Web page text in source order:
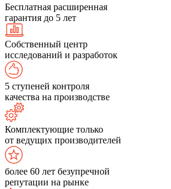
Бесплатная расширенная
гарантия до 5 лет
Собственный центр
исследований и разработок
5 ступеней контроля
качества на производстве
Комплектующие только
от ведущих производителей
более 60 лет безупречной
репутации на рынке